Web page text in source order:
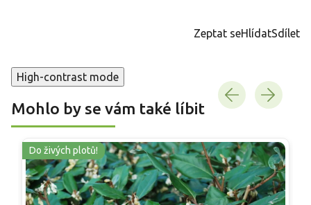
Zeptat seHlídatSdílet
High-contrast mode
Mohlo by se vám také líbit
Do živých plotů!